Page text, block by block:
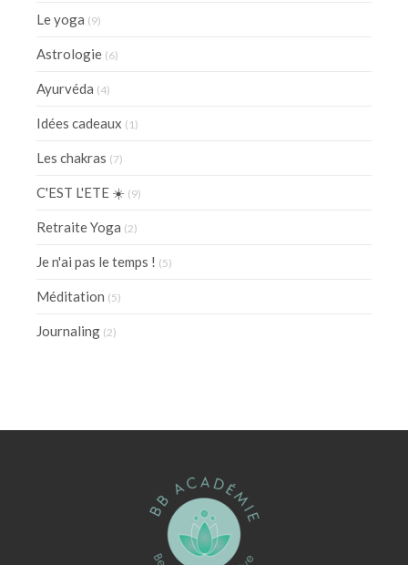
Le yoga (9)
Astrologie (6)
Ayurvéda (4)
Idées cadeaux (1)
Les chakras (7)
C'EST L'ETE ☀️ (9)
Retraite Yoga (2)
Je n'ai pas le temps ! (5)
Méditation (5)
Journaling (2)